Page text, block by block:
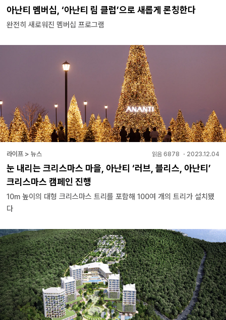
아난티 멤버십, ‘아난티 림 클럽’으로 새롭게 론칭한다
완전히 새로워진 멤버십 프로그램
라이프 > 뉴스 읽음 6878 ・ 2023.12.04
눈 내리는 크리스마스 마을, 아난티 ‘러브, 블리스, 아난티’
크리스마스 캠페인 진행
10m 높이의 대형 크리스마스 트리를 포함해 100여 개의 트리가 설치됐
다